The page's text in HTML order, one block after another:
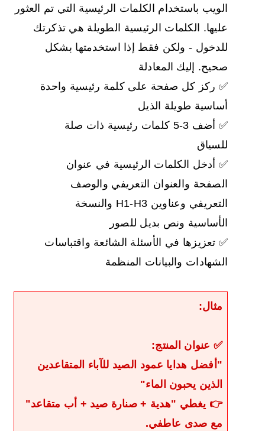
الويب باستخدام الكلمات الرئيسية التي تم العثور
عليها. الكلمات الرئيسية الطويلة هي تذكرتك
للدخول - ولكن فقط إذا استخدمتها بشكل
صحيح. إليك المعادلة
✅ ركز كل صفحة على كلمة رئيسية واحدة
أساسية طويلة الذيل
✅ أضف 3-5 كلمات رئيسية ذات صلة
للسياق
✅ أدخل الكلمات الرئيسية في عنوان
الصفحة والعنوان التعريفي والوصف
التعريفي وعناوين H1-H3 والنسخة
الأساسية ونص بديل للصور
✅ تعزيزها في الأسئلة الشائعة واقتباسات
الشهادات والبيانات المنظمة
مثال:
✅ عنوان المنتج:
"أفضل هدايا عمود الصيد للآباء المتقاعدين
الذين يحبون الماء"
👉 يغطي "هدية + صنارة صيد + أب متقاعد"
مع صدى عاطفي.